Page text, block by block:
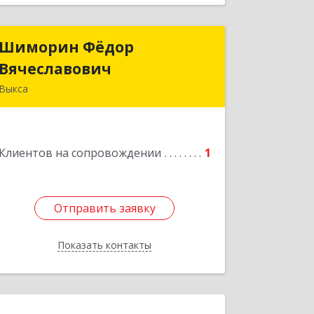
Шиморин Фёдор
Вячеславович
Выкса
Клиентов на сопровождении 1
Отправить заявку
Показать контакты
Шиморин Фёдор
Вячеславович
Отправить заявку
Назад